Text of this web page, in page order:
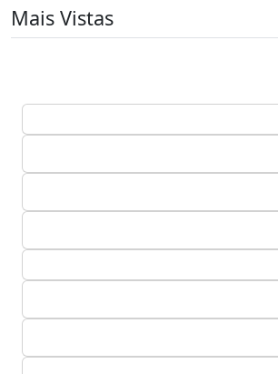
Mais Vistas